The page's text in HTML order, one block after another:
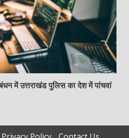
में उत्तराखंड पुलिस का देश में पांचवां